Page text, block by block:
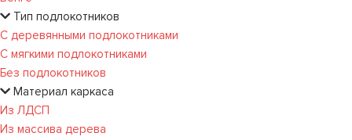
Тип подлокотников
С деревянными подлокотниками
С мягкими подлокотниками
Без подлокотников
Материал каркаса
Из ЛДСП
Из массива дерева